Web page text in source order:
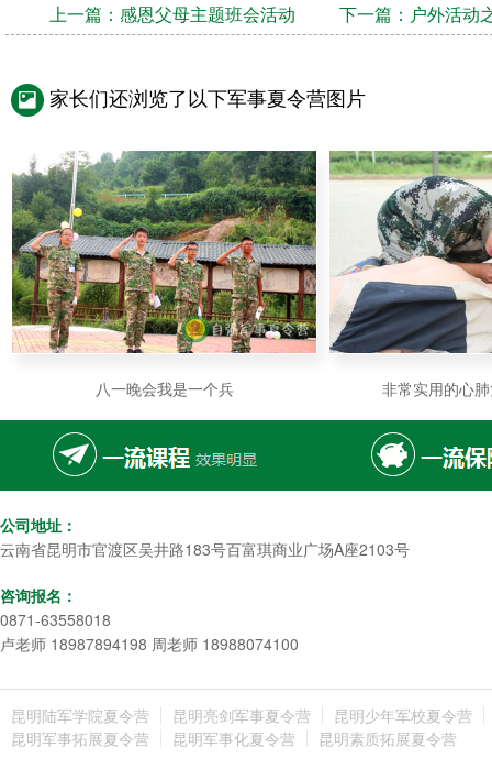
上一篇： 感恩父母主题班会活动 下一篇： 户外活动
家长们还浏览了以下军事夏令营图片
八一晚会我是一个兵 非常实用的心
公司地址：
云南省昆明市官渡区吴井路183号百富琪商业广场A座2103号
咨询报名：
0871-63558018
卢老师 18987894198 周老师 18988074100
昆明陆军学院夏令营 昆明亮剑军事夏令营
昆明少年军校夏令营
昆明军事拓展夏令营
昆明军事化夏令营 昆明素质拓展夏令营